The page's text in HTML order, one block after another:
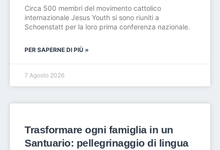
Circa 500 membri del movimento cattolico
internazionale Jesus Youth si sono riuniti a
Schoenstatt per la loro prima conferenza nazionale.
PER SAPERNE DI PIÙ »
7 Agosto 2026
Trasformare ogni famiglia in un
Santuario: pellegrinaggio di lingua